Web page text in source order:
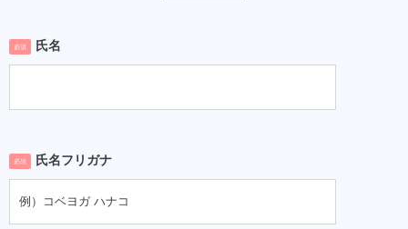
必須 氏名
必須 氏名フリガナ